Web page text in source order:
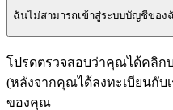
ฉันไม่สามารถเข้าสู่ระบบบัญชีของ
โปรดตรวจสอบว่าคุณได้คลิก
(หลังจากคุณได้ลงทะเบียนกับ
ของคุณ